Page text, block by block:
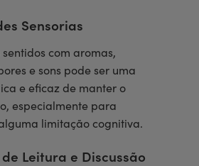
Sensorias
sentidos com aromas,
e sons pode ser uma
e eficaz de manter o
especialmente para
limitação cognitiva.
de Leitura e Discussão